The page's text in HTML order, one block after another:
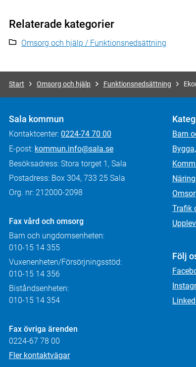
Relaterade kategorier
Omsorg och hjälp / Funktionsnedsättning
Start Omsorg och hjälp Funktionsnedsättning
Sala kommun
Kontaktcenter: 0224-74 70 00
E-post: kommun.info@sala.se
Besöksadress: Stora torget 1, Sala
Postadress: Box 304, 733 25 Sala
Org. nr: 212000-2098
Fax vård och omsorg
Barn och ungdomsenheten:
010-15 14 355
Vuxenenheten/Försörjningsstöd:
010-15 14 356
Biståndsenheten:
010-15 14 354
Fax övriga ärenden
0224-67 78 00
Fler kontaktvägar
Barn
Trafik
Följ